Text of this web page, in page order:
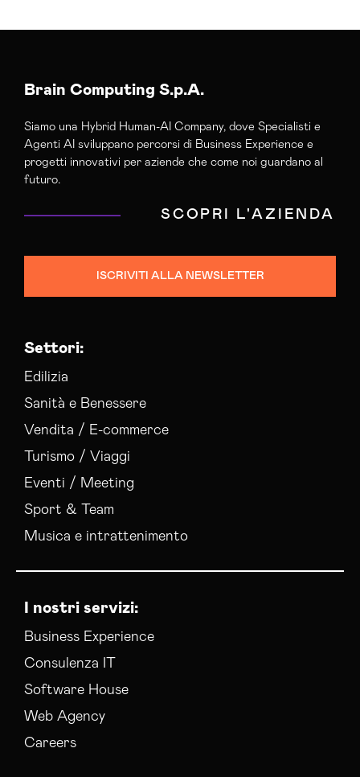
Agenzia Google Partner Modena
Agenzia Social Media Marketing Modena
Agenzia Web Marketing Modena
Campagne Adv Social Modena
Campagne Display Advertising Modena
Gestione Campagne Google Ads Modena
Gestione Social Media Modena
Social Media Advertising Modena
Social Media Manager Modena
Sviluppo Ecommerce Modena
Web Agency Modena
Brain Computing S.p.A.
Siamo una Hybrid Human-AI Company, dove Specialisti e
Agenti AI sviluppano percorsi di Business Experience e
progetti innovativi per aziende che come noi guardano al
futuro.
SCOPRI L'AZIENDA
ISCRIVITI ALLA NEWSLETTER
Settori:
Edilizia
Sanità e Benessere
Vendita / E-commerce
Turismo / Viaggi
Eventi / Meeting
Sport & Team
Musica e intrattenimento
I nostri servizi:
Business Experience
Consulenza IT
Software House
Web Agency
Careers